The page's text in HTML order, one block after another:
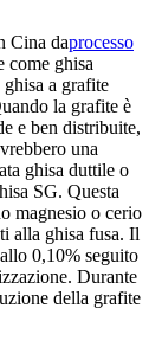
Cina daprocesso
come ghisa
a grafite
la grafite è
e ben distribuite,
una
ghisa duttile o
SG. Questa
magnesio o cerio
alla ghisa fusa. Il
0,10% seguito
Durante
della grafite